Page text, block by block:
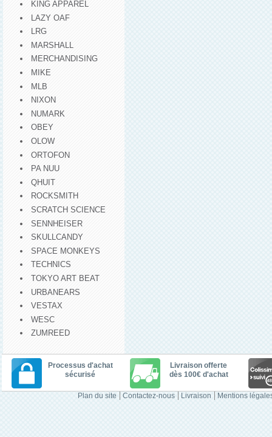
KING APPAREL
LAZY OAF
LRG
MARSHALL
MERCHANDISING
MIKE
MLB
NIXON
NUMARK
OBEY
OLOW
ORTOFON
PA NUU
QHUIT
ROCKSMITH
SCRATCH SCIENCE
SENNHEISER
SKULLCANDY
SPACE MONKEYS
TECHNICS
TOKYO ART BEAT
URBANEARS
VESTAX
WESC
ZUMREED
Processus d'achat
sécurisé
Livraison offerte
dès 100€ d'achat
Plan du site Contactez-nous Livraison Mentions